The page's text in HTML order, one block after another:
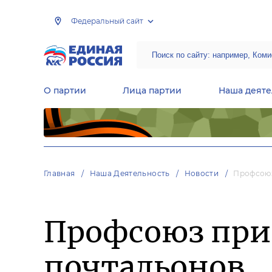
Федеральный сайт
О партии Лица партии Наша
Главная Наша Деятельность Новости
Профсоюз